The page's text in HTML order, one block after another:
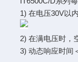
1) 在电压30V以
2) 在满电压时，
3) 动态响应时间